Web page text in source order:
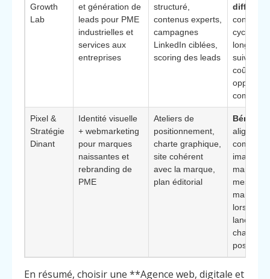
Growth
Lab
et génération de
leads pour PME
industrielles et
services aux
entreprises
structuré,
contenus experts,
campagnes
LinkedIn ciblées,
scoring des leads
convient
cycles
longs,
suivi
coût par
Pixel &
Stratégie
Dinant
Identité visuelle
+ webmarketing
pour marques
naissantes et
rebranding de
PME
Ateliers de
positionnement,
charte graphique,
site cohérent
avec la marque,
plan éditorial
complet
image de
marque,
lors d’un
En résumé, choisir une **Agence web, digitale et